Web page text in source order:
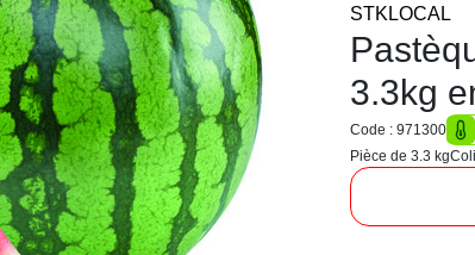
STKLOCAL
3.3kg
Code : 971300
Pièce de 3.3 kg